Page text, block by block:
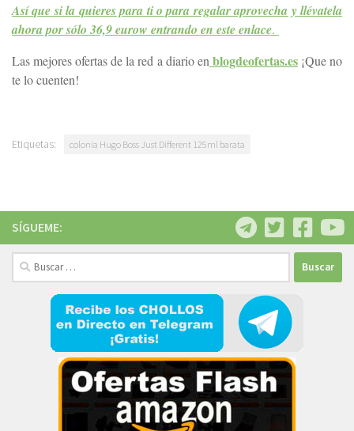
Así que si la quieres para ti o para regalar aprovecha y llévatela
ahora por sólo 36,9 eurow entrando en este enlace.
Las mejores ofertas de la red a diario enblogdeofertas.es¡Que no
te lo cuenten!
Etiquetas: colonia Hugo Boss Just Different 125ml barata
SÍGUEME:
Buscar: